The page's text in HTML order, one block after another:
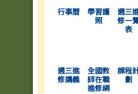
行事曆
學習護
照
週三
修一
表
週三進
修講義
全國教
師在職
進修網
課程
劃